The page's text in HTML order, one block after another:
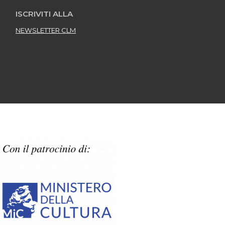
ISCRIVITI ALLA
NEWSLETTER CLM